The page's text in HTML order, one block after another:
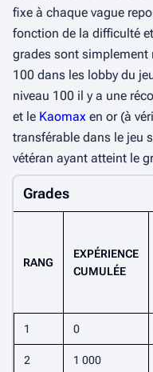
fixe à chaque vague
fonction de la difficulté
grades sont simplement
100 dans les lobby du
niveau 100 il y a une
et le Kaomax en or (à
transférable dans le jeu
vétéran ayant atteint le
Grades
RANG
EXPÉRIENCE
CUMULÉE
1 0
2 1 000